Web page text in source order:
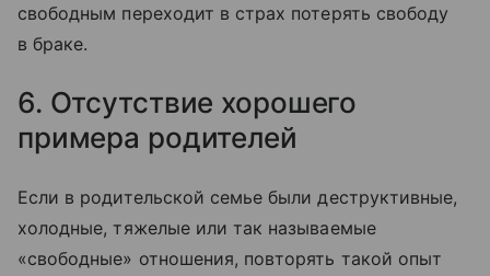
свободным переходит в страх потерять свободу
в браке.
6. Отсутствие хорошего
примера родителей
Если в родительской семье были деструктивные,
холодные, тяжелые или так называемые
«свободные» отношения, повторять такой опыт